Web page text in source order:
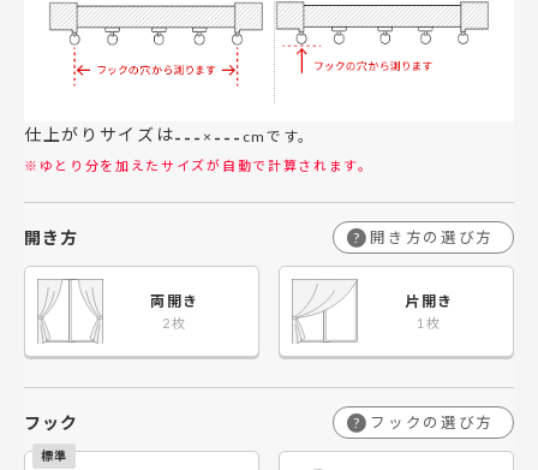
仕上がりサイズは--- × --- cmです。
※ゆとり分を加えたサイズが自動で計算されます。
開き方 ? 開き方の選び方
両開き 片開き
フック ? フックの選び方